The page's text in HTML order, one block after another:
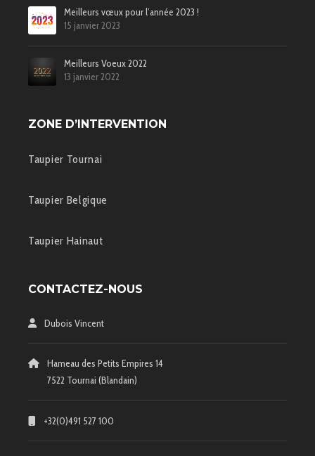
Meilleurs vœux pour l’année 2023 !
15 janvier 2023
Meilleurs Voeux 2022
13 janvier 2022
ZONE D’INTERVENTION
Taupier Tournai
Taupier Belgique
Taupier Hainaut
CONTACTEZ-NOUS
Dubois Vincent
Hameau des Petits Empires 14
7522 Tournai (Blandain)
+32(0)491 527 100